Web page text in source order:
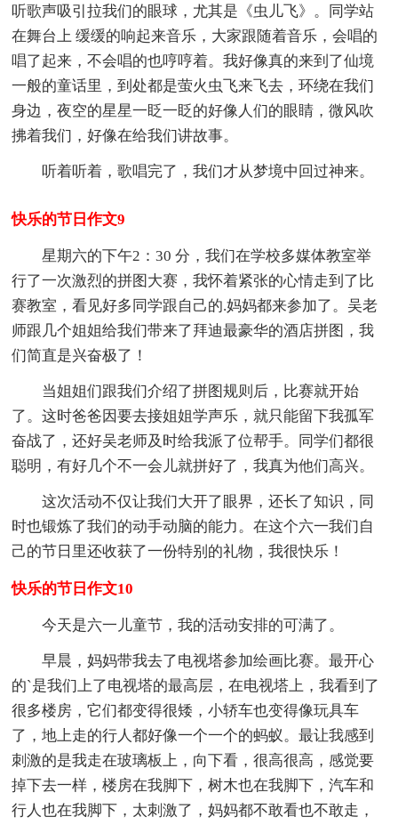
听歌声吸引拉我们的眼球，尤其是《虫儿飞》。同学站
在舞台上 缓缓的响起来音乐，大家跟随着音乐，会唱的
唱了起来，不会唱的也哼哼着。我好像真的来到了仙境
一般的童话里，到处都是萤火虫飞来飞去，环绕在我们
身边，夜空的星星一眨一眨的好像人们的眼睛，微风吹
拂着我们，好像在给我们讲故事。
听着听着，歌唱完了，我们才从梦境中回过神来。
快乐的节日作文9
星期六的下午2：30 分，我们在学校多媒体教室举
行了一次激烈的拼图大赛，我怀着紧张的心情走到了比
赛教室，看见好多同学跟自己的.妈妈都来参加了。吴老
师跟几个姐姐给我们带来了拜迪最豪华的酒店拼图，我
们简直是兴奋极了！
当姐姐们跟我们介绍了拼图规则后，比赛就开始
了。这时爸爸因要去接姐姐学声乐，就只能留下我孤军
奋战了，还好吴老师及时给我派了位帮手。同学们都很
聪明，有好几个不一会儿就拼好了，我真为他们高兴。
这次活动不仅让我们大开了眼界，还长了知识，同
时也锻炼了我们的动手动脑的能力。在这个六一我们自
己的节日里还收获了一份特别的礼物，我很快乐！
快乐的节日作文10
今天是六一儿童节，我的活动安排的可满了。
早晨，妈妈带我去了电视塔参加绘画比赛。最开心
的`是我们上了电视塔的最高层，在电视塔上，我看到了
很多楼房，它们都变得很矮，小轿车也变得像玩具车
了，地上走的行人都好像一个一个的蚂蚁。最让我感到
刺激的是我走在玻璃板上，向下看，很高很高，感觉要
掉下去一样，楼房在我脚下，树木也在我脚下，汽车和
行人也在我脚下，太刺激了，妈妈都不敢看也不敢走，